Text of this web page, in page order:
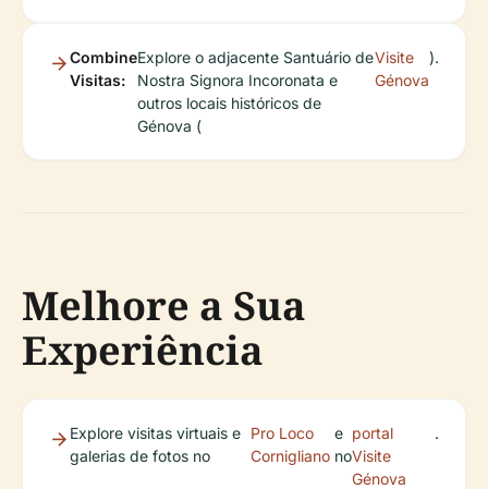
Combine
Visitas:
Explore o adjacente Santuário de
Nostra Signora Incoronata e
outros locais históricos de
Génova (
Visite
Génova
).
Melhore a Sua
Experiência
Explore visitas virtuais e
galerias de fotos no
Pro Loco
Cornigliano
e
no
portal
Visite
Génova
.